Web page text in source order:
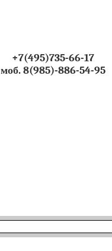
+7(495)735-66-17
моб. 8(985)-886-54-95